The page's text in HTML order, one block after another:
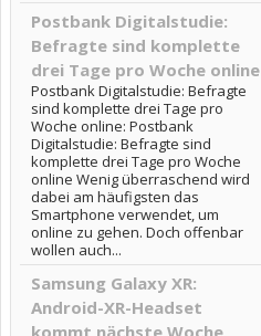
Postbank Digitalstudie:
Befragte sind komplette
drei Tage pro Woche online
Postbank Digitalstudie: Befragte
sind komplette drei Tage pro
Woche online: Postbank
Digitalstudie: Befragte sind
komplette drei Tage pro Woche
online Wenig überraschend wird
dabei am häufigsten das
Smartphone verwendet, um
online zu gehen. Doch offenbar
wollen auch...
Samsung Galaxy XR:
Android-XR-Headset